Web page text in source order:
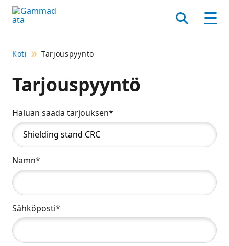
Siirry
pääsisältöönt
Hae
Koti Tarjouspyyntö
Tarjouspyyntö
Haluan saada tarjouksen*
Namn*
Sähköposti*